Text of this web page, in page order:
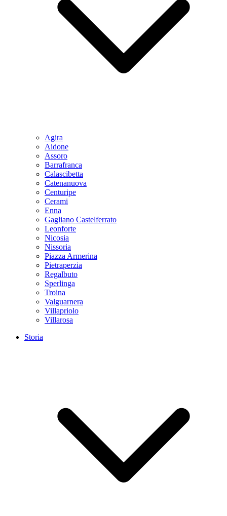
Agira
Aidone
Assoro
Barrafranca
Calascibetta
Catenanuova
Centuripe
Cerami
Enna
Gagliano Castelferrato
Leonforte
Nicosia
Nissoria
Piazza Armerina
Pietraperzia
Regalbuto
Sperlinga
Troina
Valguarnera
Villapriolo
Villarosa
Storia